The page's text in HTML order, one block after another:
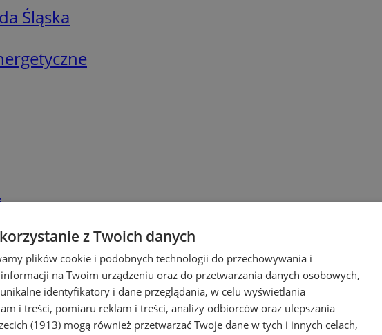
Śląska
z Twoich danych
plików cookie i podobnych technologii do przechowywania i
na Twoim urządzeniu oraz do przetwarzania danych osobowych,
identyfikatory i dane przeglądania, w celu wyświetlania
i treści, pomiaru reklam i treści, analizy odbiorców oraz ulepszania
(1913) mogą również przetwarzać Twoje dane w tych i innych celach,